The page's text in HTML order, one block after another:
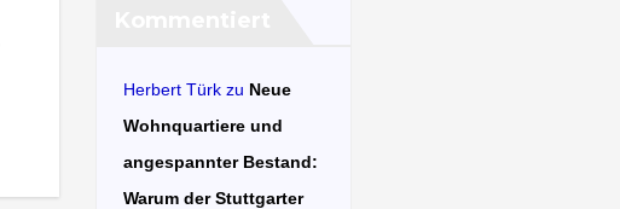
Herbert Türkzu Neue
Wohnquartiere und
angespannter Bestand:
Warum der Stuttgarter